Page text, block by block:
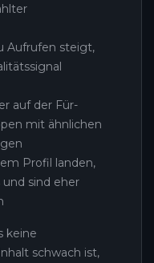
Aufrufen steigt,
auf der Für-
mit ähnlichen
Profil landen,
sind eher
keine
schwach ist,